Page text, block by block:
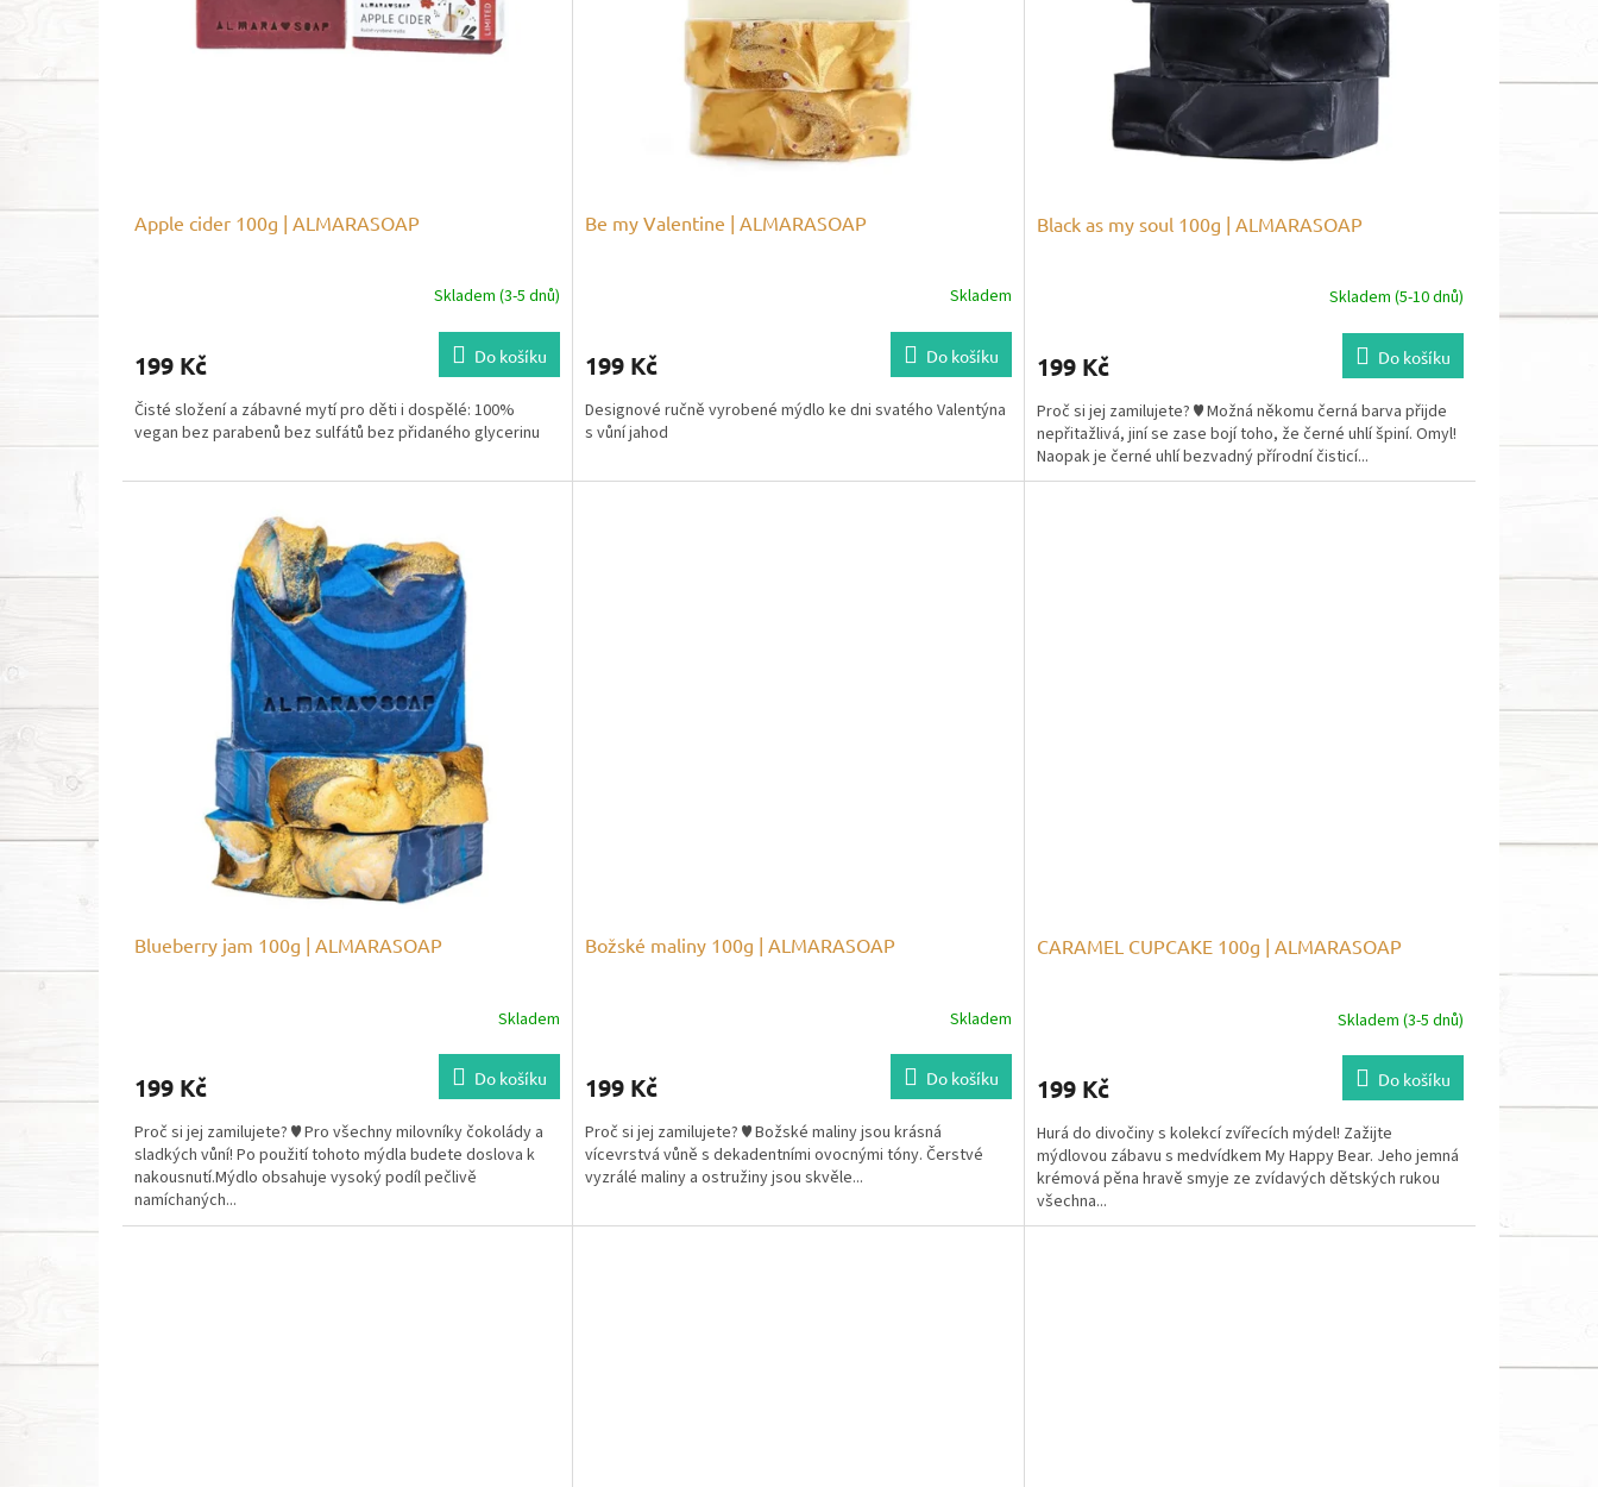
Apple cider 100g | ALMARASOAP
Skladem (3-5 dnů)
199 Kč Do košíku
Čisté složení a zábavné mytí pro děti i dospělé: 100%
vegan bez parabenů bez sulfátů bez přidaného glycerinu
Be my Valentine | ALMARASOAP
Skladem
199 Kč Do košíku
Designové ručně vyrobené mýdlo ke dni svatého Valentýna
s vůní jahod
Black as my soul 100g | ALMARASOAP
Skladem (5-10 dnů)
199 Kč Do košíku
Proč si jej zamilujete? ♥ Možná někomu černá barva přijde
nepřitažlivá, jiní se zase bojí toho, že černé uhlí špiní. Omyl!
Naopak je černé uhlí bezvadný přírodní čisticí...
Blueberry jam 100g | ALMARASOAP
Skladem
199 Kč Do košíku
Proč si jej zamilujete? ♥ Pro všechny milovníky čokolády a
sladkých vůní! Po použití tohoto mýdla budete doslova k
nakousnutí.Mýdlo obsahuje vysoký podíl pečlivě
namíchaných...
Božské maliny 100g | ALMARASOAP
Skladem
199 Kč Do košíku
Proč si jej zamilujete? ♥ Božské maliny jsou krásná
vícevrstvá vůně s dekadentními ovocnými tóny. Čerstvé
vyzrálé maliny a ostružiny jsou skvěle...
CARAMEL CUPCAKE 100g | ALMARASOAP
Skladem (3-5 dnů)
199 Kč Do košíku
Hurá do divočiny s kolekcí zvířecích mýdel! Zažijte
mýdlovou zábavu s medvídkem My Happy Bear. Jeho jemná
krémová pěna hravě smyje ze zvídavých dětských rukou
všechna...